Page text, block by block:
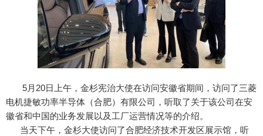
5月20日上午，金杉宪治大使在访问安徽省期间，访问了三菱
电机捷敏功率半导体（合肥）有限公司，听取了关于该公司在安
徽省和中国的业务发展以及工厂运营情况等的介绍。
当天下午，金杉大使访问了合肥经济技术开发区展示馆，听